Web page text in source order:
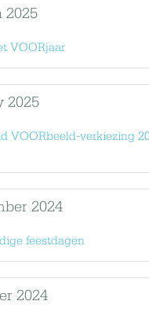
2025
VOORjaar
2025
VOORbeeld-verkiezing
2024
feestdagen
2024